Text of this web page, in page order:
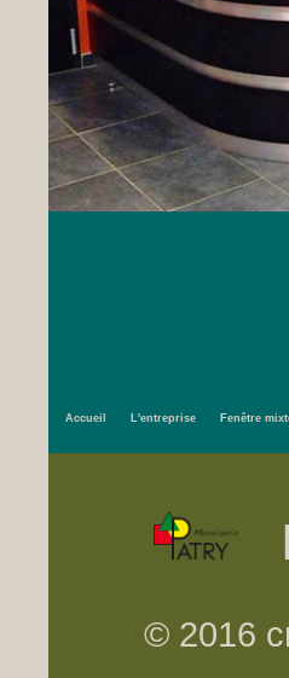
Accueil L'entreprise Fenêtre
© 2016